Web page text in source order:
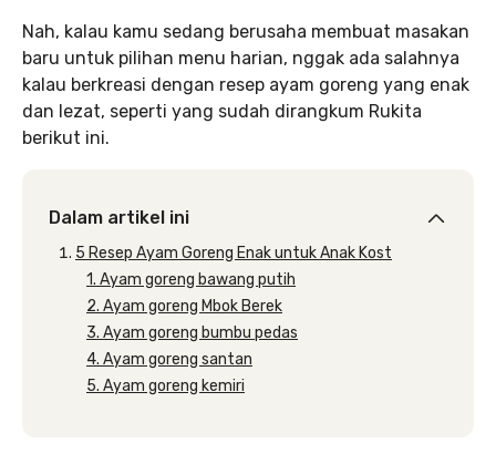
Nah, kalau kamu sedang berusaha membuat masakan
baru untuk pilihan menu harian, nggak ada salahnya
kalau berkreasi dengan resep ayam goreng yang enak
dan lezat, seperti yang sudah dirangkum Rukita
berikut ini.
Dalam artikel ini
5 Resep Ayam Goreng Enak untuk Anak Kost
1. Ayam goreng bawang putih
2. Ayam goreng Mbok Berek
3. Ayam goreng bumbu pedas
4. Ayam goreng santan
5. Ayam goreng kemiri